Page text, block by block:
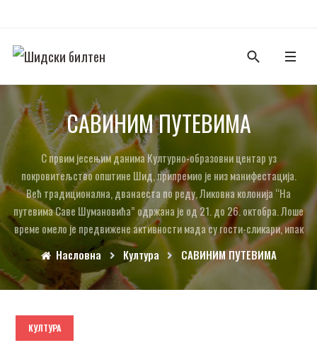
САВИНИМ ПУТЕВИМА
С првим јесењим данима Културно-образовни центар уз
покровитељство општине Шид, припремио је низ манифестација.
Већ традиционална, дванаеста по реду, Ликовна колонија “На
путевима Саве Шумановића” одржана је од 21. до 26. октобра. Лоше
време омело је предвижене активности мада су гости-сликари, ипак
Насловна
Култура САВИНИМ ПУТЕВИМА
КУЛТУРА